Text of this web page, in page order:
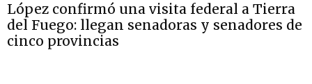
López confirmó una visita federal a Tierra
del Fuego: llegan senadoras y senadores de
cinco provincias